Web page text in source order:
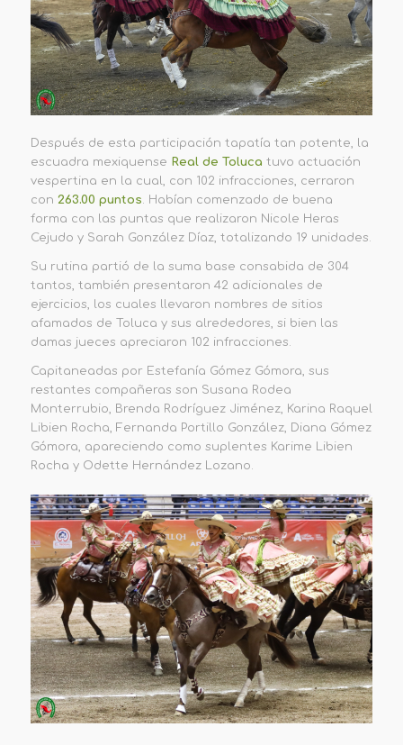
Después de esta participación tapatía tan potente, la
escuadra mexiquense Real de Toluca tuvo actuación
vespertina en la cual, con 102 infracciones, cerraron
con 263.00 puntos . Habían comenzado de buena
forma con las puntas que realizaron Nicole Heras
Cejudo y Sarah González Díaz, totalizando 19 unidades.
Su rutina partió de la suma base consabida de 304
tantos, también presentaron 42 adicionales de
ejercicios, los cuales llevaron nombres de sitios
afamados de Toluca y sus alrededores, si bien las
damas jueces apreciaron 102 infracciones.
Capitaneadas por Estefanía Gómez Gómora, sus
restantes compañeras son Susana Rodea
Monterrubio, Brenda Rodríguez Jiménez, Karina Raquel
Libien Rocha, Fernanda Portillo González, Diana Gómez
Gómora, apareciendo como suplentes Karime Libien
Rocha y Odette Hernández Lozano.